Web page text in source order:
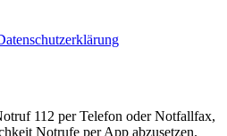
112 per Telefon oder Notfallfax,
Notrufe per App abzusetzen.